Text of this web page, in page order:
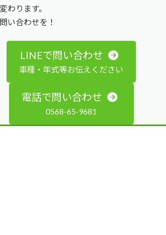
わります。
い合わせを！
LINEで問い合わせ
車種・年式等お伝えください
電話で問い合わせ
0568-65-9681